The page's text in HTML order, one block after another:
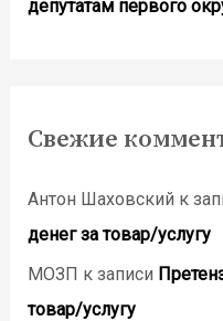
депутатам первого
Свежие
Антон Шаховский к
денег за товар/услугу
МОЗП к записи
товар/услугу